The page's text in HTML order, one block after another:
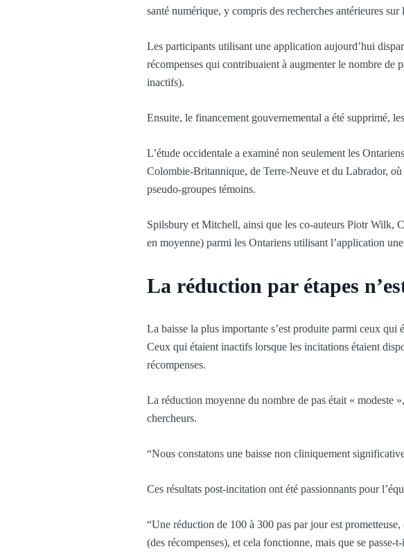
santé numérique, y compris des recherches antérieures
Les participants utilisant une application aujourd’hui
récompenses qui contribuaient à augmenter le nombre de
inactifs).
Ensuite, le financement gouvernemental a été supprimé,
L’étude occidentale a examiné non seulement les
Colombie-Britannique, de Terre-Neuve et du Labrador,
pseudo-groupes témoins.
Spilsbury et Mitchell, ainsi que les co-auteurs Piotr Wilk,
en moyenne) parmi les Ontariens utilisant l’application
La réduction par étapes
La baisse la plus importante s’est produite parmi ceux
Ceux qui étaient inactifs lorsque les incitations étaient
récompenses.
La réduction moyenne du nombre de pas était « modeste
chercheurs.
“Nous constatons une baisse non cliniquement
Ces résultats post-incitation ont été passionnants pour
“Une réduction de 100 à 300 pas par jour est
(des récompenses), et cela fonctionne, mais que se